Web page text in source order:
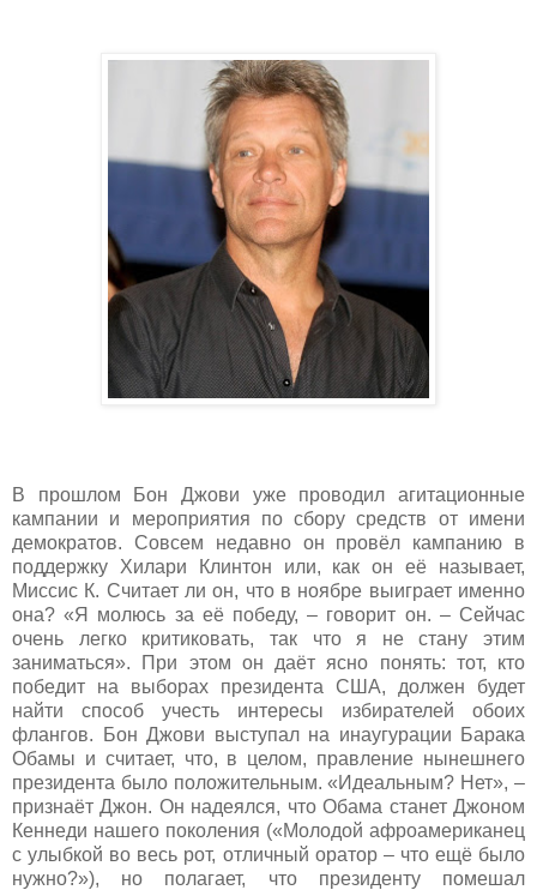
В прошлом Бон Джови уже проводил агитационные
кампании и мероприятия по сбору средств от имени
демократов. Совсем недавно он провёл кампанию в
поддержку Хилари Клинтон или, как он её называет,
Миссис К. Считает ли он, что в ноябре выиграет именно
она? «Я молюсь за её победу, – говорит он. – Сейчас
очень легко критиковать, так что я не стану этим
заниматься». При этом он даёт ясно понять: тот, кто
победит на выборах президента США, должен будет
найти способ учесть интересы избирателей обоих
флангов. Бон Джови выступал на инаугурации Барака
Обамы и считает, что, в целом, правление нынешнего
президента было положительным. «Идеальным? Нет», –
признаёт Джон. Он надеялся, что Обама станет Джоном
Кеннеди нашего поколения («Молодой афроамериканец
с улыбкой во весь рот, отличный оратор – что ещё было
нужно?»), но полагает, что президенту помешал